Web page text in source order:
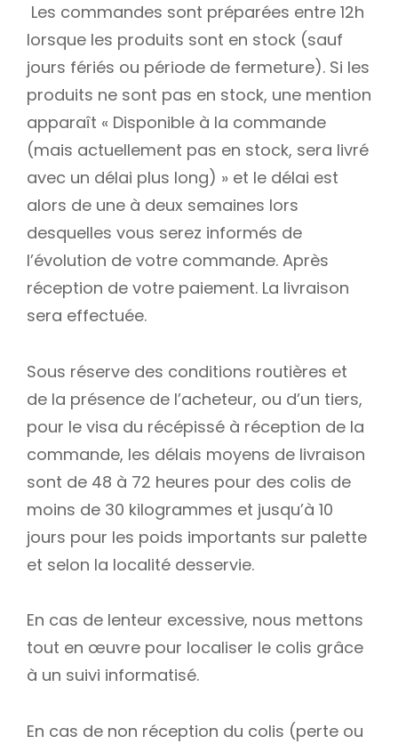
Les commandes sont préparées entre 12h
lorsque les produits sont en stock (sauf
jours fériés ou période de fermeture). Si les
produits ne sont pas en stock, une mention
apparaît « Disponible à la commande
(mais actuellement pas en stock, sera livré
avec un délai plus long) » et le délai est
alors de une à deux semaines lors
desquelles vous serez informés de
l’évolution de votre commande. Après
réception de votre paiement. La livraison
sera effectuée.
Sous réserve des conditions routières et
de la présence de l’acheteur, ou d’un tiers,
pour le visa du récépissé à réception de la
commande, les délais moyens de livraison
sont de 48 à 72 heures pour des colis de
moins de 30 kilogrammes et jusqu’à 10
jours pour les poids importants sur palette
et selon la localité desservie.
En cas de lenteur excessive, nous mettons
tout en œuvre pour localiser le colis grâce
à un suivi informatisé.
En cas de non réception du colis (perte ou